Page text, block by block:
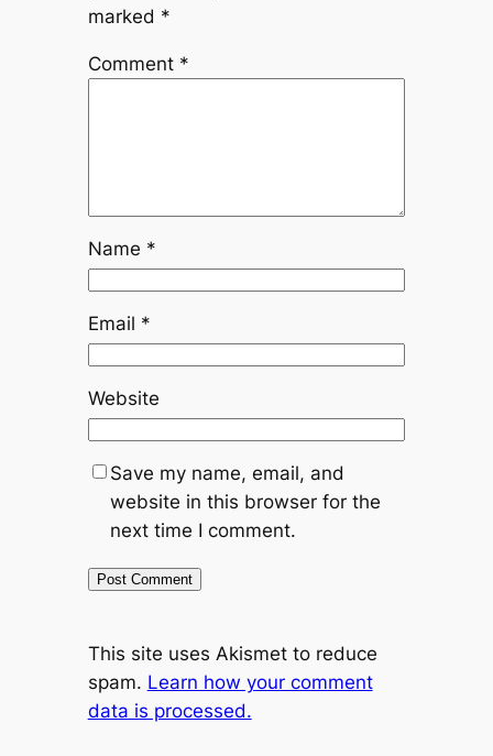
marked *
Comment *
Name *
Email *
Website
Save my name, email, and
website in this browser for the
next time I comment.
This site uses Akismet to reduce
spam. Learn how your comment
data is processed.